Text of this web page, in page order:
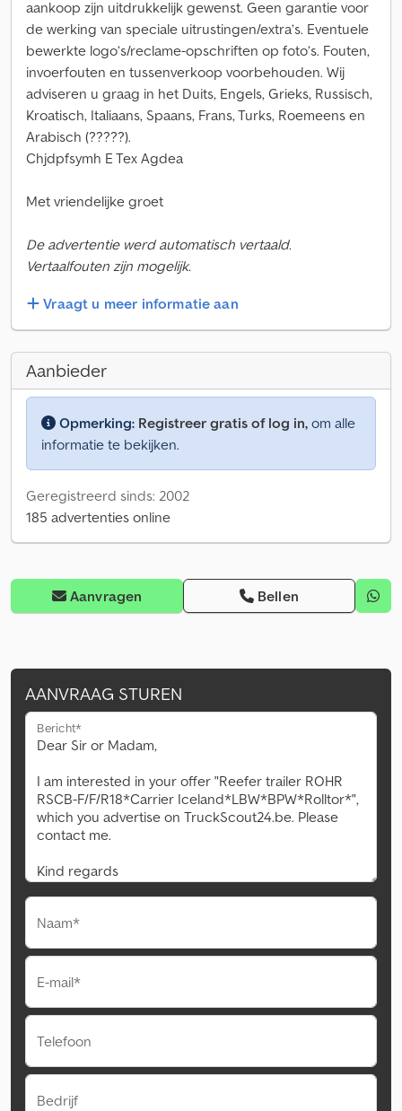
aankoop zijn uitdrukkelijk gewenst. Geen garantie voor
de werking van speciale uitrustingen/extra’s. Eventuele
bewerkte logo’s/reclame-opschriften op foto’s. Fouten,
invoerfouten en tussenverkoop voorbehouden. Wij
adviseren u graag in het Duits, Engels, Grieks, Russisch,
Kroatisch, Italiaans, Spaans, Frans, Turks, Roemeens en
Arabisch (?????).
Chjdpfsymh E Tex Agdea
Met vriendelijke groet
De advertentie werd automatisch vertaald.
Vertaalfouten zijn mogelijk.
Vraagt u meer informatie aan
Aanbieder
Opmerking: Registreer gratis of log in, om alle
informatie te bekijken.
Geregistreerd sinds: 2002
185 advertenties online
Aanvragen Bellen
AANVRAAG STUREN
Bericht*
Naam*
E-mail*
Telefoon
Bedrijf